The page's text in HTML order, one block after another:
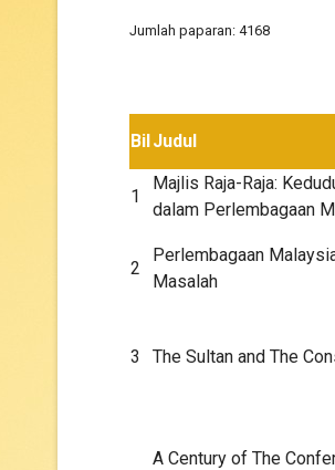
Jumlah paparan: 4168
BilJudul
1
Majlis Raja-Raja:
dalam Perlembagaan
2
Perlembagaan
Masalah
3 The Sultan and The
A Century of The